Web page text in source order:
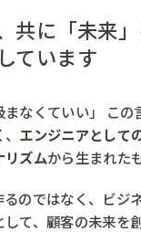
共に「未来
ています
まなくていい」 こ
エンジニアとして
リズムから生まれた
るのではなく、ビジ
て、顧客の未来を